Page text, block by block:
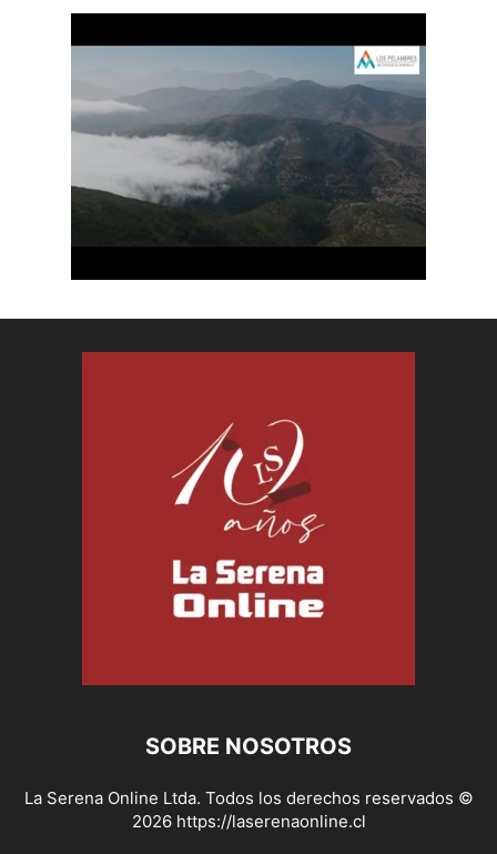
SOBRE NOSOTROS
La Serena Online Ltda. Todos los derechos reservados ©
2026 https://laserenaonline.cl